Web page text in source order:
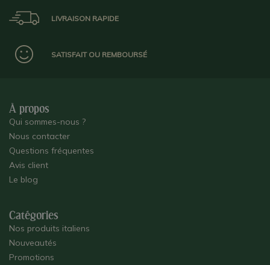
LIVRAISON RAPIDE
SATISFAIT OU REMBOURSÉ
À propos
Qui sommes-nous ?
Nous contacter
Questions fréquentes
Avis client
Le blog
Catégories
Nos produits italiens
Nouveautés
Promotions